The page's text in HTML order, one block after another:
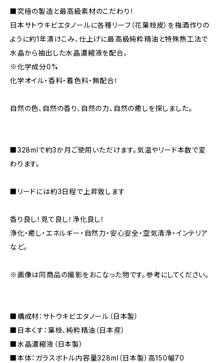
■究極の製造と最高級素材のこだわり！
日本サトウキビエタノールに各種リーフ（花葉枝皮）を梅酒作りの
ように約1年漬けこみ、仕上げに最高級純粋精油と特殊熱工法で
水晶から抽出した水晶濃縮液を配合。
※化学成分0%
化学オイル・香料・着色料・無配合！
自然の色、自然の香り、自然の力、自然の癒しを探しました。
■328mlで約3か月ご使用いただけます。気温やリード本数で変
わります。
■リードには約3日程で上昇致します
香り良し！見て良し！浄化良し！
浄化・癒し・エネルギー・自然力・安心安全・空気清浄・インテリア
など。
※画像は同商品の撮影をおこなった物です。参考にしてください。
■構成材：サトウキビエタノール（日本製）
■日本くす：葉枝、純粋精油（日本産）
■水晶濃縮液（日本製）
■本体：ガラスボトル内容量328ml（日本製）高150幅70